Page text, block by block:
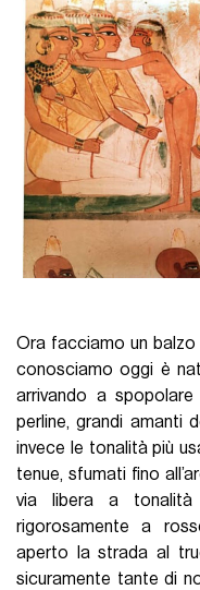
Ora facciamo un balzo
conosciamo oggi è
arrivando a
perline, grandi amanti
invece le tonalità più
tenue, sfumati fino
via libera a tonalità
rigorosamente a
aperto la strada al
sicuramente tante di